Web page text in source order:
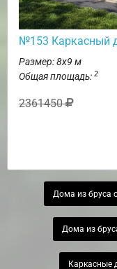
№153 Каркасный
Размер: 8х9 м
Общая площадь: 2
2361450
Дома из бруса
Дома из
Каркасные